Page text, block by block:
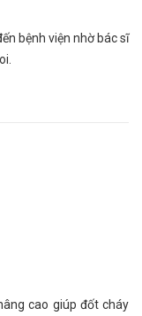
bệnh viện nhờ bác sĩ
cao giúp đốt cháy